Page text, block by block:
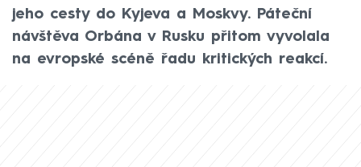
jeho cesty do Kyjeva a Moskvy. Páteční
návštěva Orbána v Rusku přitom vyvolala
na evropské scéně řadu kritických reakcí.